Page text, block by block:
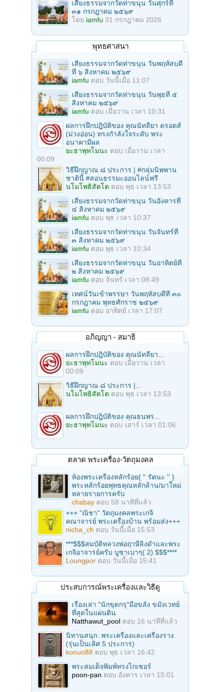
เสียงธรรมจากวัดท่าขนุน วันศุกร์ที่
๓๑ กรกฎาคม ๒๕๖๙
โดย iamfu 31 กรกฎาคม 2026
พุทธศาสนา
เสียงธรรมจากวัดท่าขนุน วันพฤหัสบดี
ที่ ๖ สิงหาคม ๒๕๖๙
iamfu ตอบ วันนี้เมื่อ 11:07
เสียงธรรมจากวัดท่าขนุน วันพุธที่ ๕
สิงหาคม ๒๕๖๙
iamfu ตอบ เมื่อวาน เวลา 10:31
ผลการฝึกปฎิบัติของ คุณนัทลียา ดรอดส์
(ม่วงอ่อน) ทรงกำลังใจระดับ พระ
อนาคามีผล
ยะธาพุทโมนะ ตอบ เมื่อวาน เวลา
00:09
วิธีฝึกญาณ ๘ ประการ | #กลุ่มนิพพาน
ชาตินี้ #สอนธรรมะออนไลน์ฟรี
นโมโพธิสัตโต ตอบ พุธ เวลา 13:53
เสียงธรรมจากวัดท่าขนุน วันอังคารที่
๔ สิงหาคม ๒๕๖๙
iamfu ตอบ พุธ เวลา 10:37
เสียงธรรมจากวัดท่าขนุน วันจันทร์ที่
๓ สิงหาคม ๒๕๖๙
iamfu ตอบ พุธ เวลา 10:34
เสียงธรรมจากวัดท่าขนุน วันอาทิตย์ที่
๒ สิงหาคม ๒๕๖๙
iamfu ตอบ จันทร์ เวลา 08:49
เทศน์วันเข้าพรรษา วันพฤหัสบดีที่ ๓๐
กรกฎาคม พุทธศักราช ๒๕๖๙
iamfu ตอบ อาทิตย์ เวลา 17:07
อภิญญา - สมาธิ
ผลการฝึกปฎิบัติของ คุณนัทลียา...
ยะธาพุทโมนะ ตอบ เมื่อวาน เวลา
00:09
วิธีฝึกญาณ ๘ ประการ |...
นโมโพธิสัตโต ตอบ พุธ เวลา 13:53
ผลการฝึกปฎิบัติของ คุณธนพร...
ยะธาพุทโมนะ ตอบ เสาร์ เวลา 01:06
ตลาด พระเครื่อง-วัตถุมงคล
ห้องพระเครื่องหลักร้อย{ '' รัตนะ '' }
พระหลักร้อยพุทธคุณหลักล้าน/มาใหม่
หลายรายการครับ
chabay ตอบ 58 นาทีที่แล้ว
+++ "ณิชา" วัตถุมงคลพระเกจิ
คณาจารย์ พระเครื่องบ้าน พร้อมส่ง+++
nicha_ch ตอบ วันนี้เมื่อ 15:53
***$$$สมบัติหลวงพ่อฤาษีลิงดำและพระ
เกจิอาจารย์ครับ บูชาเบาๆ( 2) $$$****
Loungpor ตอบ วันนี้เมื่อ 15:41
ประสบการณ์พระเครื่องและวิธีดู
เรื่องเล่า "นักขุดกรุ"มือขลัง ขมังเวทย์
ที่สุดในแผ่นดิน
Natthawut_pool ตอบ 16 นาทีที่แล้ว
นิทานสนุก..พระเครื่องและเครื่องราง
(รุ่นเป็นเลิศ 5 ประการ)
konun88 ตอบ พุธ เวลา 16:42
พระสมเด็จพิมพ์ทรงไกเซอร์
poon-pan ตอบ อังคาร เวลา 15:01